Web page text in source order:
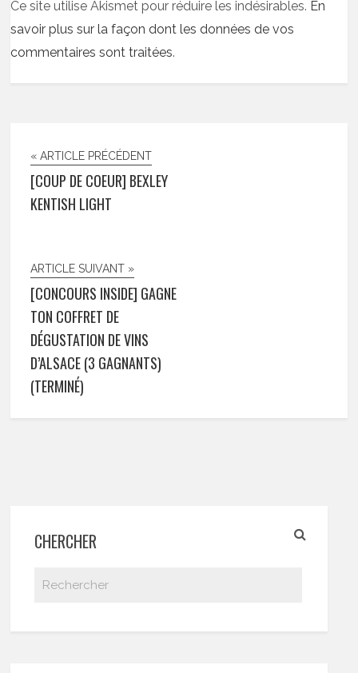
Ce site utilise Akismet pour réduire les indésirables. En
savoir plus sur la façon dont les données de vos
commentaires sont traitées.
« ARTICLE PRÉCÉDENT
[COUP DE COEUR] BEXLEY
KENTISH LIGHT
ARTICLE SUIVANT »
[CONCOURS INSIDE] GAGNE
TON COFFRET DE
DÉGUSTATION DE VINS
D’ALSACE (3 GAGNANTS)
(TERMINÉ)
CHERCHER